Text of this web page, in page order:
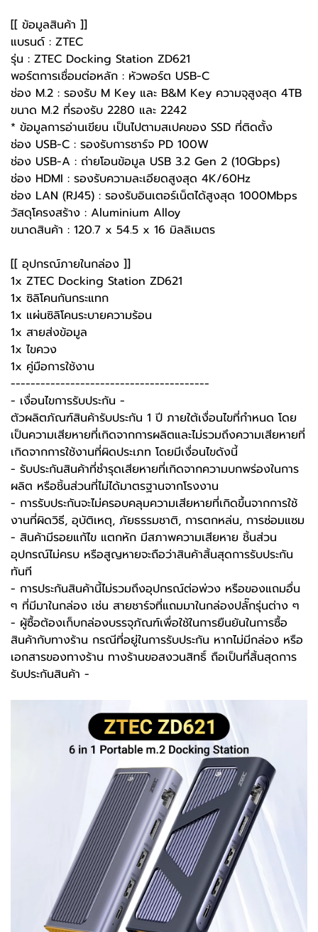
[[ ข้อมูลสินค้า ]]
แบรนด์ : ZTEC
รุ่น : ZTEC Docking Station ZD621
พอร์ตการเชื่อมต่อหลัก : หัวพอร์ต USB-C
ช่อง M.2 : รองรับ M Key และ B&M Key ความจุสูงสุด 4TB
ขนาด M.2 ที่รองรับ 2280 และ 2242
* ข้อมูลการอ่านเขียน เป็นไปตามสเปคของ SSD ที่ติดตั้ง
ช่อง USB-C : รองรับการชาร์จ PD 100W
ช่อง USB-A : ถ่ายโอนข้อมูล USB 3.2 Gen 2 (10Gbps)
ช่อง HDMI : รองรับความละเอียดสูงสุด 4K/60Hz
ช่อง LAN (RJ45) : รองรับอินเตอร์เน็ตได้สูงสุด 1000Mbps
วัสดุโครงสร้าง : Aluminium Alloy
ขนาดสินค้า : 120.7 x 54.5 x 16 มิลลิเมตร
[[ อุปกรณ์ภายในกล่อง ]]
1x ZTEC Docking Station ZD621
1x ซิลิโคนกันกระแทก
1x แผ่นซิลิโคนระบายความร้อน
1x สายส่งข้อมูล
1x ไขควง
1x คู่มือการใช้งาน
----------------------------------------
-️ เงื่อนไขการรับประกัน -️
ตัวผลิตภัณฑ์สินค้ารับประกัน 1 ปี ภายใต้เงื่อนไขที่กำหนด โดย
เป็นความเสียหายที่เกิดจากการผลิตและไม่รวมถึงความเสียหายที่
เกิดจากการใช้งานที่ผิดประเภท โดยมีเงื่อนไขดังนี้
- รับประกันสินค้าที่ชำรุดเสียหายที่เกิดจากความบกพร่องในการ
ผลิต หรือชิ้นส่วนที่ไม่ได้มาตรฐานจากโรงงาน
- การรับประกันจะไม่ครอบคลุมความเสียหายที่เกิดขึ้นจากการใช้
งานที่ผิดวิธี, อุบัติเหตุ, ภัยธรรมชาติ, การตกหล่น, การซ่อมแซม
- สินค้ามีรอยแก้ไข แตกหัก มีสภาพความเสียหาย ชิ้นส่วน
อุปกรณ์ไม่ครบ หรือสูญหายจะถือว่าสินค้าสิ้นสุดการรับประกัน
ทันที
- การประกันสินค้านี้ไม่รวมถึงอุปกรณ์ต่อพ่วง หรือของแถมอื่น
ๆ ที่มีมาในกล่อง เช่น สายชาร์จที่แถมมาในกล่องปลั๊กรุ่นต่าง ๆ
-️ ผู้ซื้อต้องเก็บกล่องบรรจุภัณฑ์เพื่อใช้ในการยืนยันในการซื้อ
สินค้ากับทางร้าน กรณีที่อยู่ในการรับประกัน หากไม่มีกล่อง หรือ
เอกสารของทางร้าน ทางร้านขอสงวนสิทธิ์ ถือเป็นที่สิ้นสุดการ
รับประกันสินค้า -️